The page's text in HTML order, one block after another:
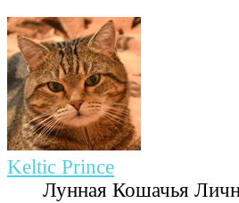
Keltic Prince
Лунная Кошачья